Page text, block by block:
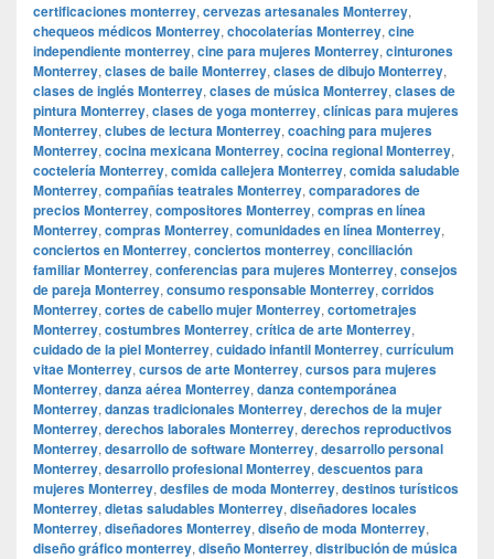
certificaciones monterrey, cervezas artesanales Monterrey,
chequeos médicos Monterrey, chocolaterías Monterrey, cine
independiente monterrey, cine para mujeres Monterrey, cinturones
Monterrey, clases de baile Monterrey, clases de dibujo Monterrey,
clases de inglés Monterrey, clases de música Monterrey, clases de
pintura Monterrey, clases de yoga monterrey, clínicas para mujeres
Monterrey, clubes de lectura Monterrey, coaching para mujeres
Monterrey, cocina mexicana Monterrey, cocina regional Monterrey,
coctelería Monterrey, comida callejera Monterrey, comida saludable
Monterrey, compañías teatrales Monterrey, comparadores de
precios Monterrey, compositores Monterrey, compras en línea
Monterrey, compras Monterrey, comunidades en línea Monterrey,
conciertos en Monterrey, conciertos monterrey, conciliación
familiar Monterrey, conferencias para mujeres Monterrey, consejos
de pareja Monterrey, consumo responsable Monterrey, corridos
Monterrey, cortes de cabello mujer Monterrey, cortometrajes
Monterrey, costumbres Monterrey, crítica de arte Monterrey,
cuidado de la piel Monterrey, cuidado infantil Monterrey, currículum
vitae Monterrey, cursos de arte Monterrey, cursos para mujeres
Monterrey, danza aérea Monterrey, danza contemporánea
Monterrey, danzas tradicionales Monterrey, derechos de la mujer
Monterrey, derechos laborales Monterrey, derechos reproductivos
Monterrey, desarrollo de software Monterrey, desarrollo personal
Monterrey, desarrollo profesional Monterrey, descuentos para
mujeres Monterrey, desfiles de moda Monterrey, destinos turísticos
Monterrey, dietas saludables Monterrey, diseñadores locales
Monterrey, diseñadores Monterrey, diseño de moda Monterrey,
diseño gráfico monterrey, diseño Monterrey, distribución de música